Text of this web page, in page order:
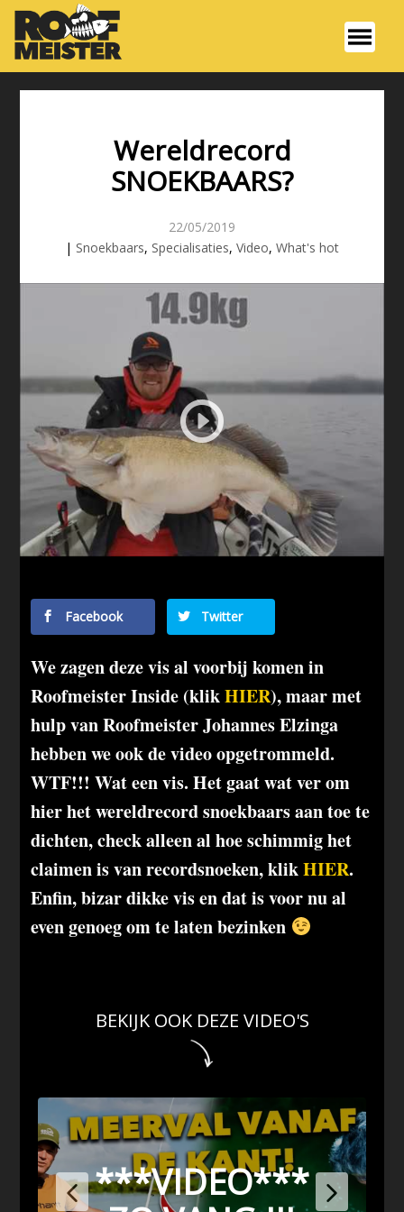
Wereldrecord
SNOEKBAARS?
22/05/2019
| Snoekbaars, Specialisaties, Video, What's hot
Facebook Twitter
We zagen deze vis al voorbij komen in
Roofmeister Inside (klikHIER), maar met
hulp van Roofmeister Johannes Elzinga
hebben we ook de video opgetrommeld.
WTF!!! Wat een vis. Het gaat wat ver om
hier het wereldrecord snoekbaars aan toe te
dichten, check alleen al hoe schimmig het
claimen is van recordsnoeken, klikHIER.
Enfin, bizar dikke vis en dat is voor nu al
even genoeg om te laten bezinken
BEKIJK OOK DEZE VIDEO'S
***VIDEO***